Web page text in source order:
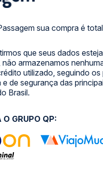
sua compra é
que seus dados
armazenamos
utilizado, seguindo
de segurança das
Brasil.
O GRUPO QP: